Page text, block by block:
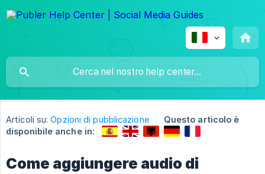
Articoli su: Opzioni di pubblicazione
Questo articolo è
disponibile anche in:
Come aggiungere audio di